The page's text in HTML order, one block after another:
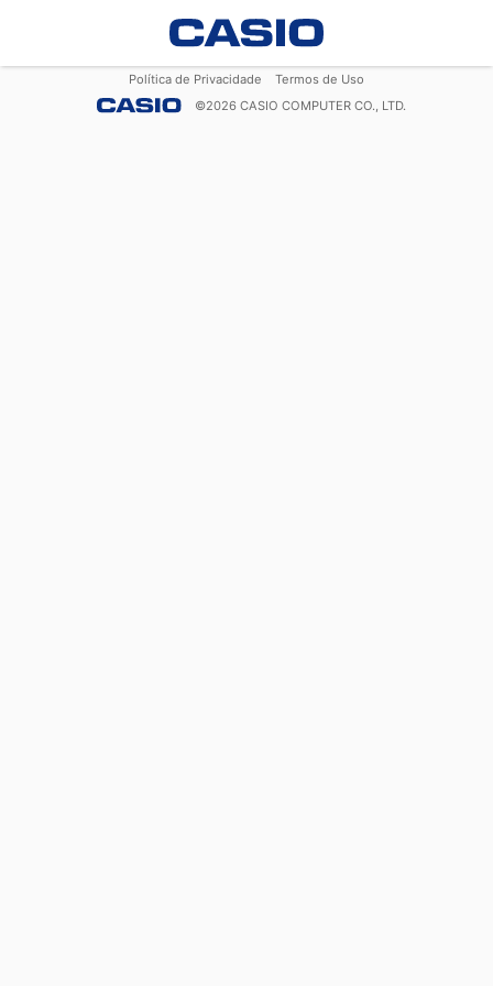
Política de Privacidade
Termos de Uso
©2026 CASIO COMPUTER CO., LTD.